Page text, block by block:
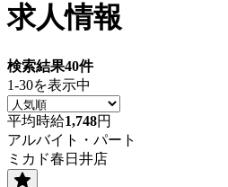
求人情報
検索結果40件
1-30を表示中
平均時給1,748円
アルバイト・パート
ミカド春日井店